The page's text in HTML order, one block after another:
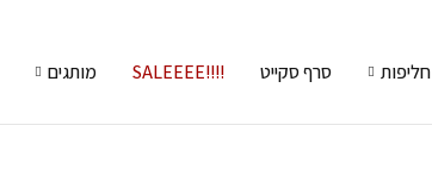
חליפות סרף סקייט !!!!SALEEEE מותגים